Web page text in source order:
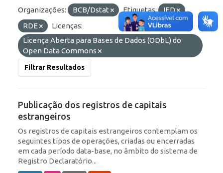
Organizações: BCB/Dstat Etiquetas:
IED
RDE
Licenças:
Licença Aberta para Bases de Dados (ODbL) do
Open Data Commons
Filtrar Resultados
Publicação dos registros de capitais
estrangeiros
Os registros de capitais estrangeiros contemplam os
seguintes tipos de operações, criadas ou encerradas
em cada período data-base, no âmbito do sistema de
Registro Declaratório...